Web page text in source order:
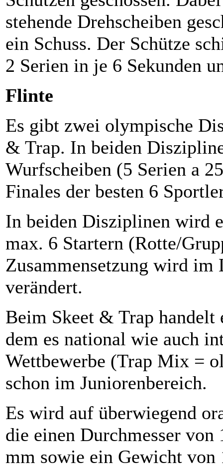
stehende Drehscheiben
ein Schuss. Der Schütze
2 Serien in je 6 Sekunden
Flinte
Es gibt zwei olympische
& Trap. In beiden
Wurfscheiben (5 Serien a
Finales der besten 6
In beiden Disziplinen wird
max. 6 Startern (Rotte/
Zusammensetzung wird im
verändert.
Beim Skeet & Trap
dem es national wie auch
Wettbewerbe (Trap Mix =
schon im Juniorenbereich.
Es wird auf überwiegend
die einen Durchmesser
mm sowie ein Gewicht von